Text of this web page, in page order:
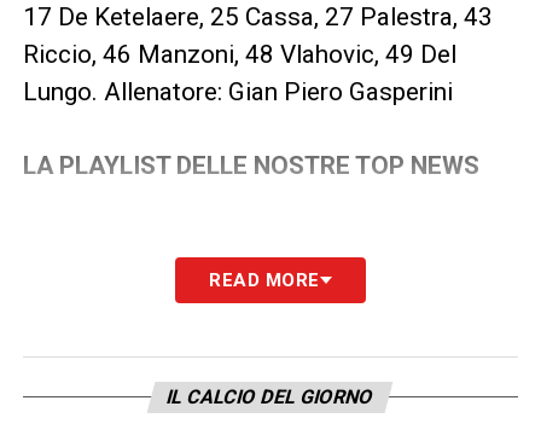
17 De Ketelaere, 25 Cassa, 27 Palestra, 43
Riccio, 46 Manzoni, 48 Vlahovic, 49 Del
Lungo. Allenatore: Gian Piero Gasperini
LA PLAYLIST DELLE NOSTRE TOP NEWS
READ MORE
IL CALCIO DEL GIORNO